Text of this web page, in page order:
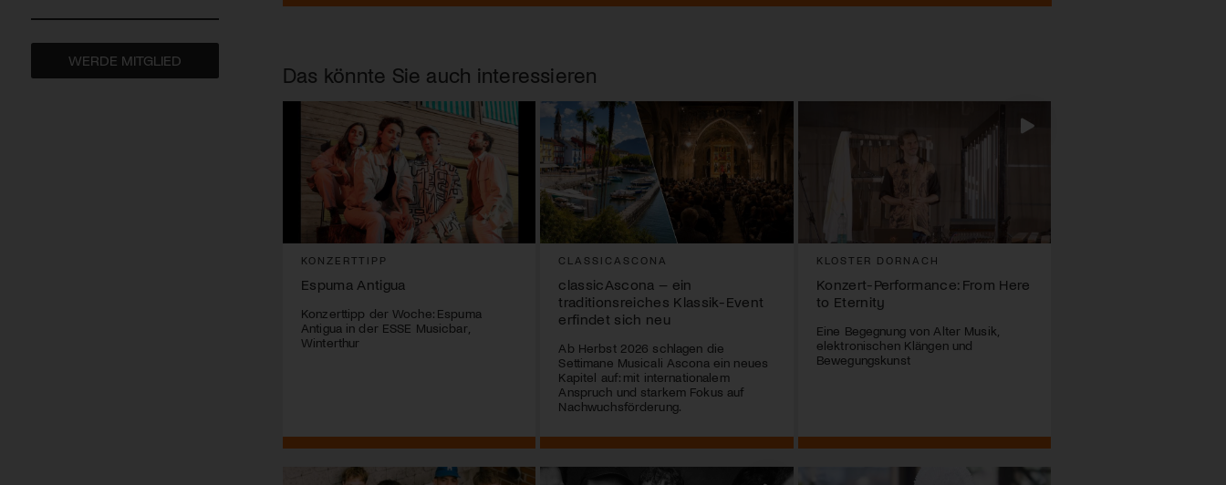
WERDE MITGLIED
Das könnte Sie auch interessieren
KONZERTTIPP
Espuma Antigua
Konzerttipp der Woche: Espuma
Antigua in der ESSE Musicbar,
Winterthur
CLASSICASCONA
classicAscona – ein
traditionsreiches Klassik-Event
erfindet sich neu
Ab Herbst 2026 schlagen die
Settimane Musicali Ascona ein neues
Kapitel auf: mit internationalem
Anspruch und starkem Fokus auf
Nachwuchsförderung.
KLOSTER DORNACH
Konzert-Performance: From Here
to Eternity
Eine Begegnung von Alter Musik,
elektronischen Klängen und
Bewegungskunst